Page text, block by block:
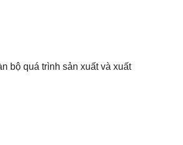
bộ quá trình sản xuất và xuất